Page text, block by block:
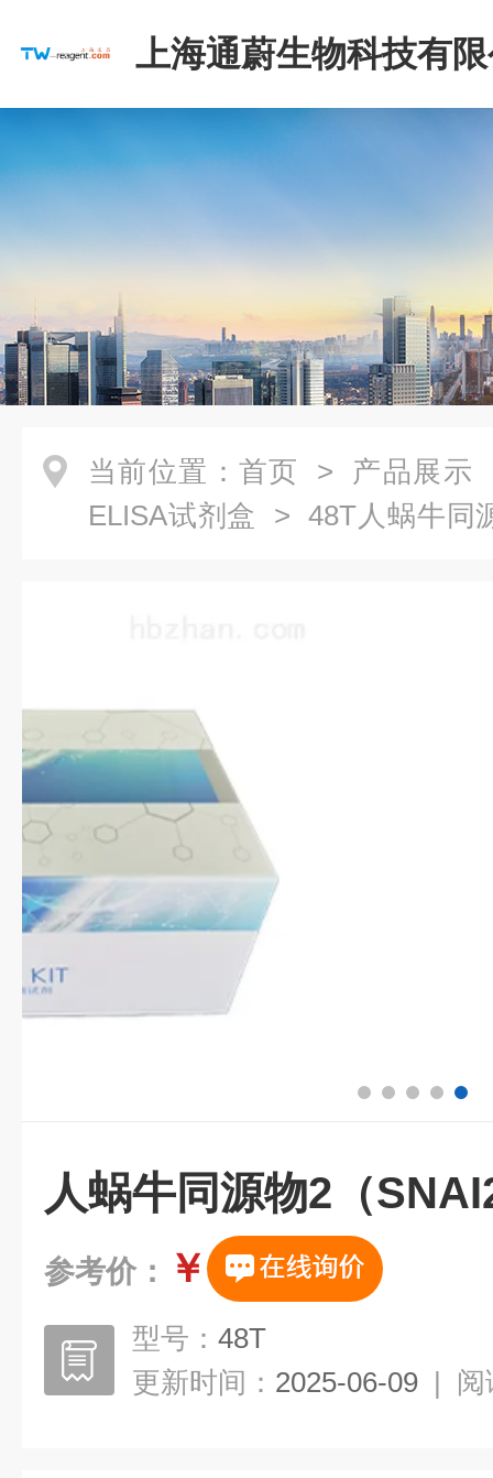
上海通蔚生物科技有
当前位置： 首页 > 产品展示
ELISA试剂盒 > 48T人蜗牛同
人蜗牛同源物2（
参考价： ￥
型号： 48T
更新时间： 2025-06-09 | 阅